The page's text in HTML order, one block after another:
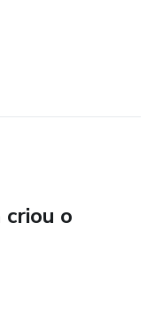
online
o Canva e o
precisar de estoque
criou o